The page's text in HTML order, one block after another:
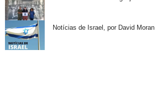
Notícias de Israel, por David Moran